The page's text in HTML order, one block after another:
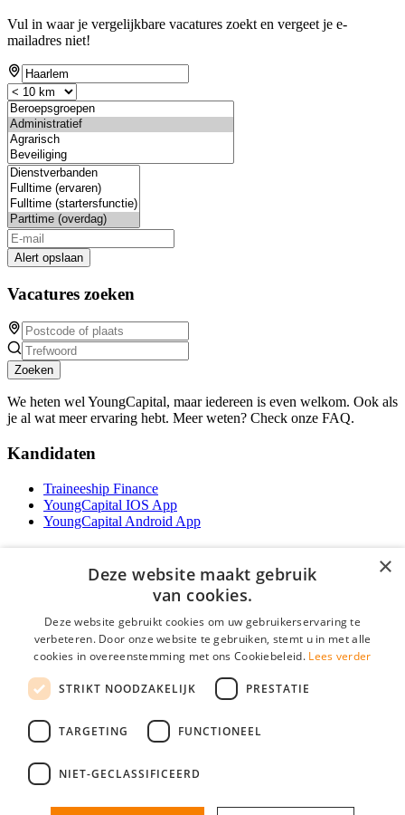
Vul in waar je vergelijkbare vacatures zoekt en vergeet je e-
mailadres niet!
Alert opslaan
Vacatures zoeken
Zoeken
We heten wel YoungCapital, maar iedereen is even welkom. Ook als
je al wat meer ervaring hebt. Meer weten? Check onze FAQ.
Kandidaten
Traineeship Finance
YoungCapital IOS App
YoungCapital Android App
Contractvormen
Brochure aanvragen
Vacature aanmelden
Partners
Contact
Social
×
Deze website maakt gebruik
van cookies.
Deze website gebruikt cookies om uw gebruikerservaring te
verbeteren. Door onze website te gebruiken, stemt u in met alle
cookies in overeenstemming met ons Cookiebeleid. Lees verder
STRIKT NOODZAKELIJK PRESTATIE
TARGETING FUNCTIONEEL
NIET-GECLASSIFICEERD